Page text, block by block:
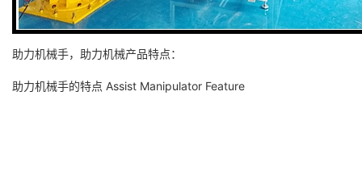
助力机械手，助力机械产品特点：
助力机械手的特点 Assist Manipulator Feature